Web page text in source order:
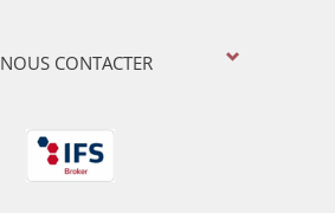
NOUS CONTACTER